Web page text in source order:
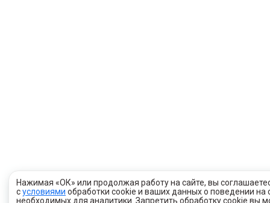
Нажимая «ОК» или продолжая работу на сайте, вы
сусловиями обработки cookie и ваших данных о поведении на
необходимых для аналитики. Запретить обработку cookie вы